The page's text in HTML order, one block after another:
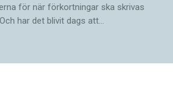
för när förkortningar ska skrivas
har det blivit dags att…